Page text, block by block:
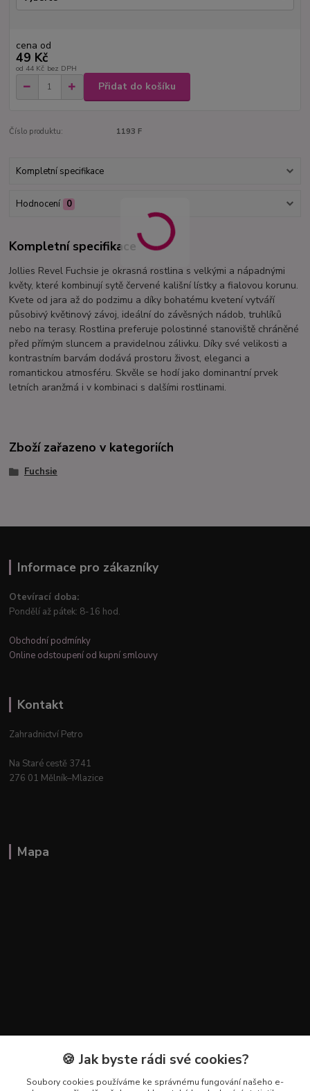
cena od
49 Kč
od 44 Kč bez DPH
Přidat do košíku
Číslo produktu: 1193 F
Kompletní specifikace
Hodnocení 0
Kompletní specifikace
Jollies Revel Fuchsie je okrasná rostlina s velkými a nápadnými
květy, které kombinují sytě červené kališní lístky a fialovou korunu.
Kvete od jara až do podzimu a díky bohatému kvetení vytváří
působivý květinový závoj, ideální do závěsných nádob, truhlíků
nebo na terasy. Rostlina preferuje polostinné stanoviště chráněné
před přímým sluncem a pravidelnou zálivku. Díky své velikosti a
kontrastním barvám dodává prostoru živost, eleganci a
romantickou atmosféru. Skvěle se hodí jako dominantní prvek
letních aranžmá i v kombinaci s dalšími rostlinami.
Zboží zařazeno v kategoriích
Fuchsie
Informace pro zákazníky
Otevírací doba:
Pondělí až pátek: 8-16 hod.
Obchodní podmínky
Online odstoupení od kupní smlouvy
Kontakt
Zahradnictví Petro
Na Staré cestě 3741
276 01 Mělník–Mlazice
Mapa
Kontakty🍪 Jak byste rádi své cookies?
Soubory cookies používáme ke správnému fungování našeho e-